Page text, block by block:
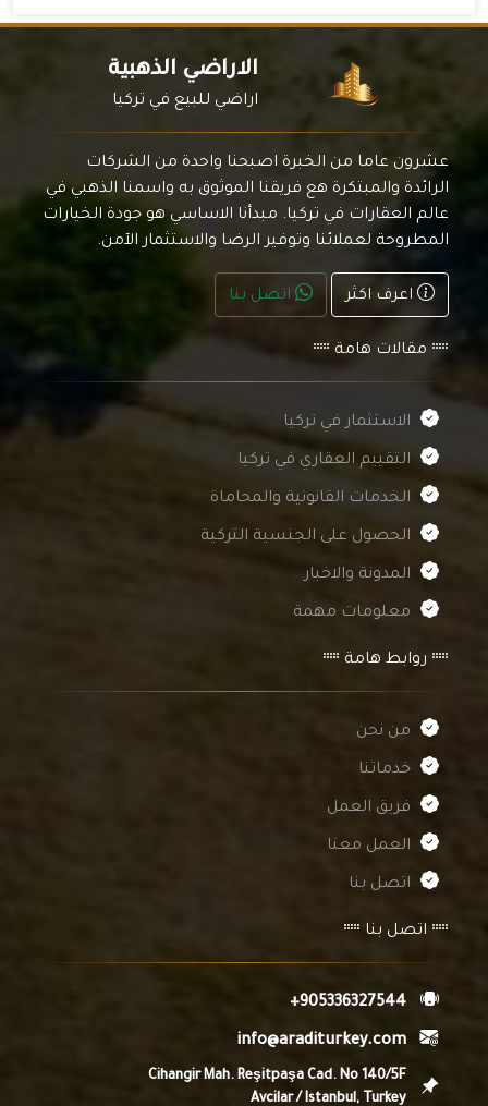
الاراضي الذهبية
اراضي للبيع في تركيا
عشرون عاما من الخبرة اصبحنا واحدة من الشركات
الرائدة والمبتكرة هع فريقنا الموثوق به واسمنا الذهبي في
عالم العقارات في تركيا. مبدأنا الاساسي هو جودة الخيارات
المطروحة لعملائنا وتوفير الرضا والاستثمار الآمن.
اعرف اكثر اتصل بنا
مقالات هامة
الاستثمار في تركيا
التقييم العقاري في تركيا
الخدمات القانونية والمحاماة
الحصول على الجنسية التركية
المدونة والاخبار
معلومات مهمة
روابط هامة
من نحن
خدماتنا
فريق العمل
العمل معنا
اتصل بنا
اتصل بنا
+905336327544
info@araditurkey.com
Cihangir Mah. Reşitpaşa Cad. No 140/5F
Avcilar / Istanbul, Turkey